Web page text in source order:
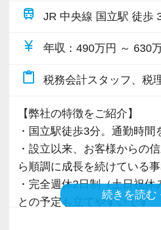
HPからとても楽しそうな会
てきました。
会計業界の堅いイメージと
く、未経験からでも『成長
入社してから思ったのは“日
です。
先日は税務調査に立ち会い
実践で学べて面白かったで
一通りの仕事を任せてもら
consulting.com/recruit/
【成長のための5つのこだわ
す】
ポンス・プラス思考・有言
配り」を掲げ、一人ひとり
より多くの「ありがとう」
けるために「情熱家であれ！
す。
▽ステップ1(入社〜約1ヶ月)
先輩が担当しているお客様
しながら少しずつレベルア
頂くことで、より理解と知
▽ステップ2(2ヶ月目〜)
そろそろ入力業務に慣れて
希望に応じて決算業務、年
告業務にもチャレンジして
様に寄り添う」ことが一つの
お客様から「こうしたい」
きく力を発揮できる存在で
いった私たちの姿勢がお客
るからだと自負しています。
今後もお客様に満足してい
ルの向上を目指し、税務の
を獲得していきます。
お客様に事務所までご来社
います。
専門Webサイトを10サイト
各オフィスに国税OB税理士
で、税務調査にも精通して
税理士という仕事は不況に
応、給付金のサポート、補
お手伝いできる業務は数多
train JR 中央線 国立駅 徒歩
currency_yen 年収 ：490万円 ～ 630
content_paste 税務会計スタッフ、税
【弊社の特徴をご紹介】
・国立駅徒歩3分。通勤時間
・設立以来、お客様からの
ら順調に成長を続けている
・完全週休2日制（土日祝休
との予定も立てやすいです
続きを読む